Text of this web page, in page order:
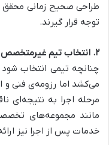
طراحی صحیح زمانی محقق
توجه قرار گیرند.
۲. انتخاب تیم غیرمتخصص = از بین رفتن نتیجه در مرحله اجرا
چنانچه تیمی انتخاب شود
می‌کشد اما رزومه‌ی فنی و
مرحله اجرا به نتیجه‌ای
مانند مجموعه‌های
خدمات پس از اجرا نیز